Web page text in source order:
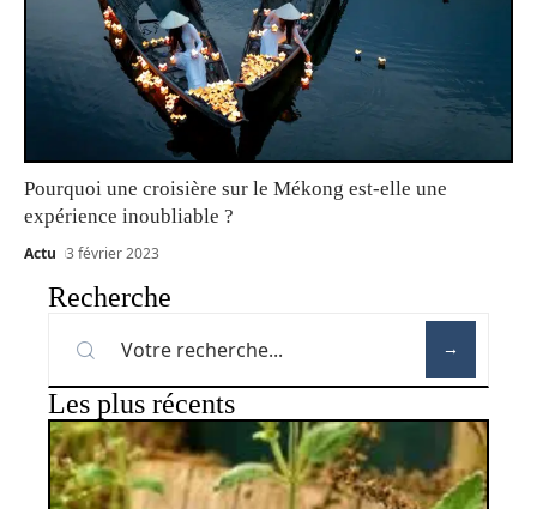
Pourquoi une croisière sur le Mékong est-elle une
expérience inoubliable ?
Actu 3 février 2023
Recherche
Les plus récents